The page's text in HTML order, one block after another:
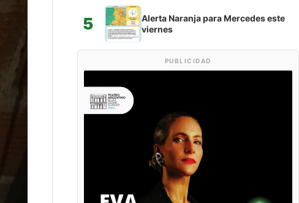
5
Alerta Naranja para Mercedes este
viernes
PUBLICIDAD